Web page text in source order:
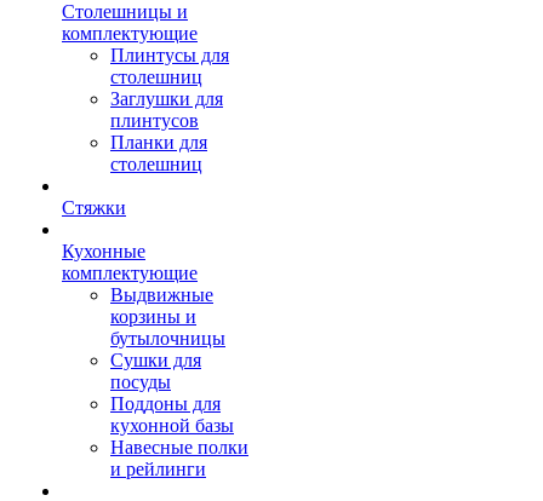
Столешницы и
комплектующие
Плинтусы для
столешниц
Заглушки для
плинтусов
Планки для
столешниц
Стяжки
Кухонные
комплектующие
Выдвижные
корзины и
бутылочницы
Сушки для
посуды
Поддоны для
кухонной базы
Навесные полки
и рейлинги